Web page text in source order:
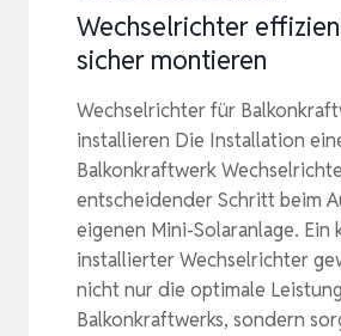
Wechselrichter
sicher montieren
Wechselrichter für
installieren Die Installation
Balkonkraftwerk
entscheidender Schritt beim
eigenen Mini-Solaranlage. Ein
installierter Wechselrichter
nicht nur die optimale
Balkonkraftwerks, sondern